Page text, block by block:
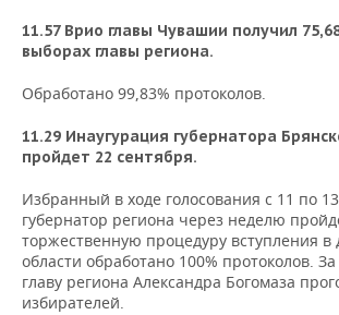
11.57 Врио главы Чувашии получил
выборах главы региона.
Обработано 99,83% протоколов.
11.29 Инаугурация губернатора
пройдет 22 сентября.
Избранный в ходе голосования с 11 по
губернатор региона через неделю
торжественную процедуру вступления в
области обработано 100% протоколов.
главу региона Александра Богомаза
избирателей.